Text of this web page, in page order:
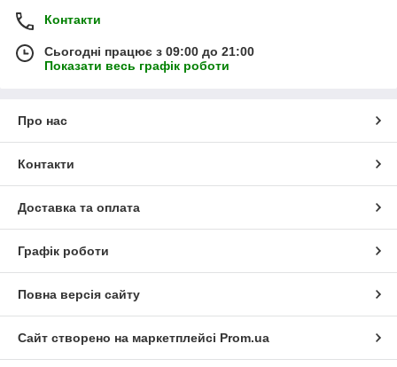
Контакти
Сьогодні працює з 09:00 до 21:00
Показати весь графік роботи
Про нас
Контакти
Доставка та оплата
Графік роботи
Повна версія сайту
Сайт створено на маркетплейсі Prom.ua